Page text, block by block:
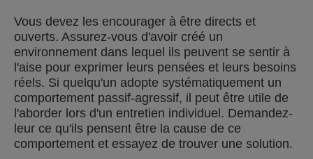
Vous devez les encourager à être directs et
ouverts. Assurez-vous d'avoir créé un
environnement dans lequel ils peuvent se sentir à
l'aise pour exprimer leurs pensées et leurs besoins
réels. Si quelqu'un adopte systématiquement un
comportement passif-agressif, il peut être utile de
l'aborder lors d'un entretien individuel. Demandez-
leur ce qu'ils pensent être la cause de ce
comportement et essayez de trouver une solution.